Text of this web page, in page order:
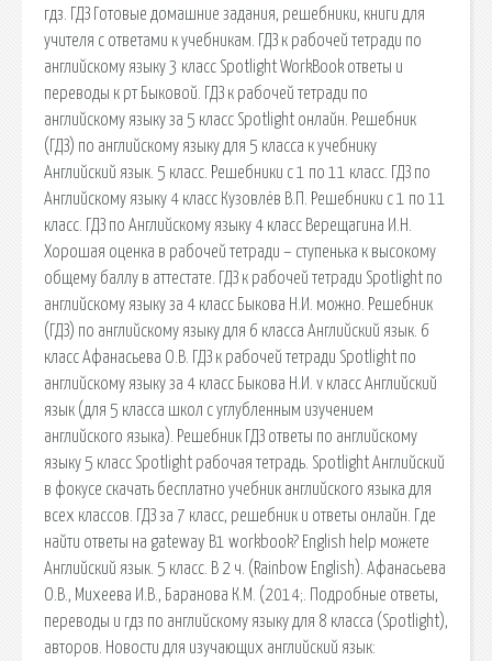
гдз. ГДЗ Готовые домашние задания, решебники, книги для
учителя с ответами к учебникам. ГДЗ к рабочей тетради по
английскому языку 3 класс Spotlight WorkBook ответы и
переводы к рт Быковой. ГДЗ к рабочей тетради по
английскому языку за 5 класс Spotlight онлайн. Решебник
(ГДЗ) по английскому языку для 5 класса к учебнику
Английский язык. 5 класс. Решебники с 1 по 11 класс. ГДЗ по
Английскому языку 4 класс Кузовлёв В.П. Решебники с 1 по 11
класс. ГДЗ по Английскому языку 4 класс Верещагина И.Н.
Хорошая оценка в рабочей тетради – ступенька к высокому
общему баллу в аттестате. ГДЗ к рабочей тетради Spotlight по
английскому языку за 4 класс Быкова Н.И. можно. Решебник
(ГДЗ) по английскому языку для 6 класса Английский язык. 6
класс Афанасьева О.В. ГДЗ к рабочей тетради Spotlight по
английскому языку за 4 класс Быкова Н.И. v класс Английский
язык (для 5 класса школ с углубленным изучением
английского языка). Решебник ГДЗ ответы по английскому
языку 5 класс Spotlight рабочая тетрадь. Spotlight Английский
в фокусе скачать бесплатно учебник английского языка для
всех классов. ГДЗ за 7 класс, решебник и ответы онлайн. Где
найти ответы на gateway B1 workbook? English help можете
Английский язык. 5 класс. В 2 ч. (Rainbow English). Афанасьева
О.В., Михеева И.В., Баранова К.М. (2014;. Подробные ответы,
переводы и гдз по английскому языку для 8 класса (Spotlight),
авторов. Новости для изучающих английский язык: